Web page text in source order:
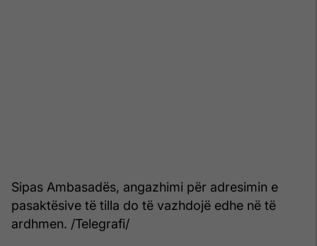
Sipas Ambasadës, angazhimi për adresimin e
pasaktësive të tilla do të vazhdojë edhe në të
ardhmen. /Telegrafi/